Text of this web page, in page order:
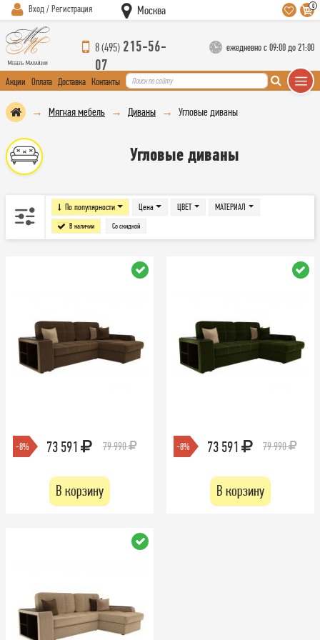
Вход / Регистрация Москва 0
8 (495) 215-56-
07
ежедневно с 09:00 до 21:00
Акции Оплата Доставка Контакты
Мягкая мебель Диваны Угловые диваны
Угловые диваны
По популярности Цена
В наличии Со скидкой
ЦВЕТ МАТЕРИАЛ
-8% 73 591 79 990
В корзину
-8% 73 591 79 990
В корзину